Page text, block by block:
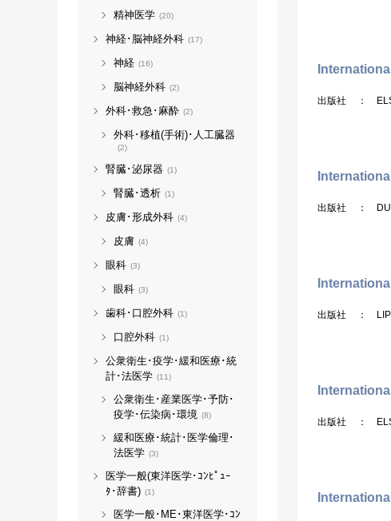
出版社 ：
出版社 ：
出版社 ：
出版社 ：
精神医学 (20)
神経･脳神経外科 (17)
神経 (16)
脳神経外科 (2)
外科･救急･麻酔 (2)
外科･移植(手術)･人工臓器
(2)
腎臓･泌尿器 (1)
腎臓･透析 (1)
皮膚･形成外科 (4)
皮膚 (4)
眼科 (3)
眼科 (3)
歯科･口腔外科 (1)
口腔外科 (1)
公衆衛生･疫学･緩和医療･統
計･法医学 (11)
公衆衛生･産業医学･予防･
疫学･伝染病･環境 (8)
緩和医療･統計･医学倫理･
法医学 (3)
医学一般(東洋医学･ｺﾝﾋﾟｭｰ
ﾀ･辞書) (1)
医学一般･ME･東洋医学･ｺﾝ